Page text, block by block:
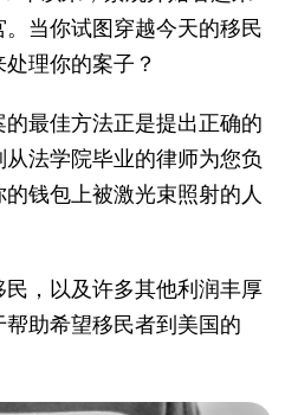
当你试图穿越今天的移民
理你的案子？
最佳方法正是提出正确的
法学院毕业的律师为您负
钱包上被激光束照射的人
，以及许多其他利润丰厚
助希望移民者到美国的